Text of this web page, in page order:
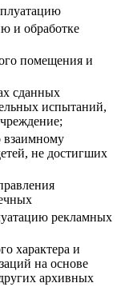
и обработке
помещения и
сданных
испытаний,
взаимному
не достигших
рекламных
характера и
на основе
архивных